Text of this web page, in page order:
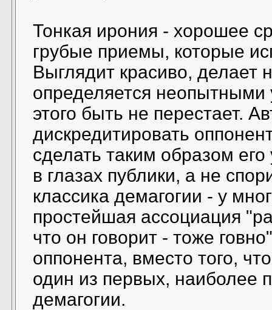
Тонкая ирония - хорошее
грубые приемы, которые
Выглядит красиво, делает
определяется
этого быть не перестает.
дискредитировать
сделать таким образом
в глазах публики, а не
классика демагогии - у
простейшая ассоциация
что он говорит - тоже
оппонента, вместо того,
один из первых, наиболее
демагогии.